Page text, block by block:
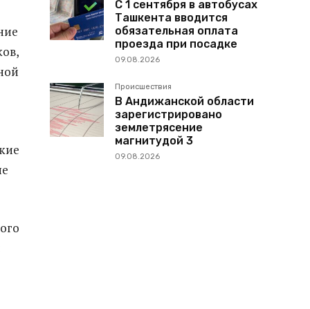
С 1 сентября в автобусах
Ташкента вводится
обязательная оплата
проезда при посадке
09.08.2026
Происшествия
В Андижанской области
зарегистрировано
землетрясение
магнитудой 3
09.08.2026